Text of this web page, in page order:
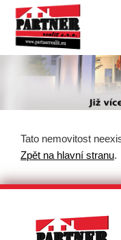
Tato nemovitost
Zpět na hlavní stranu.